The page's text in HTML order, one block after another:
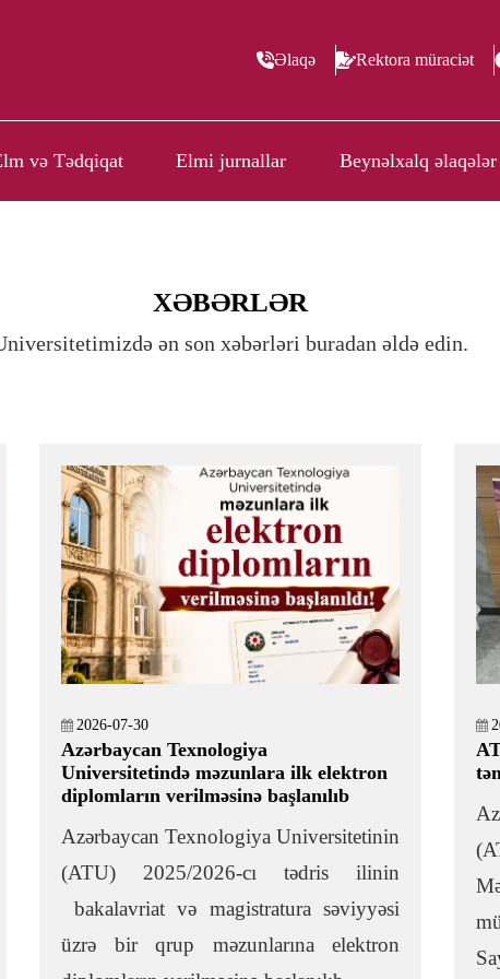
Əlaqə Rektora müraciət
və Tədqiqat Elmi jurnallar Beynəlxalq əlaqələr
XƏBƏRLƏR
ən son xəbərləri buradan əldə edin.
2026-07-30
Azərbaycan Texnologiya
Universitetində məzunlara ilk elektron
diplomların verilməsinə başlanılıb
Azərbaycan Texnologiya Universitetinin
(ATU) 2025/2026-cı tədris ilinin
bakalavriat və magistratura səviyyəsi
üzrə bir qrup məzunlarına elektron